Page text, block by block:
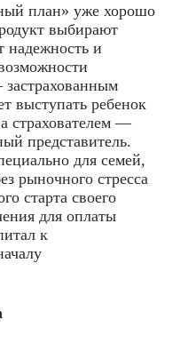
план» уже хорошо
выбирают
надежность и
выступать ребенок
страхователем —
представитель.
для семей,
рыночного стресса
старта своего
для оплаты
к